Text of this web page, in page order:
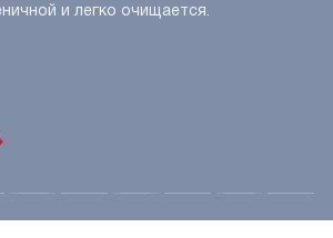
и легко очищается.